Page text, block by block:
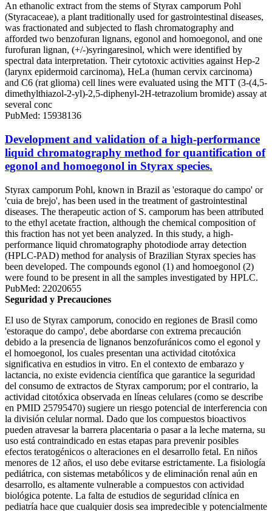
An ethanolic extract from the stems of Styrax camporum Pohl
(Styracaceae), a plant traditionally used for gastrointestinal diseases,
was fractionated and subjected to flash chromatography and
afforded two benzofuran lignans, egonol and homoegonol, and one
furofuran lignan, (+/-)syringaresinol, which were identified by
spectral data interpretation. Their cytotoxic activities against Hep-2
(larynx epidermoid carcinoma), HeLa (human cervix carcinoma)
and C6 (rat glioma) cell lines were evaluated using the MTT (3-(4,5-
dimethylthiazol-2-yl)-2,5-diphenyl-2H-tetrazolium bromide) assay at
several conc
PubMed: 15938136
Development and validation of a high-performance
liquid chromatography method for quantification of
egonol and homoegonol in Styrax species.
Styrax camporum Pohl, known in Brazil as 'estoraque do campo' or
'cuia de brejo', has been used in the treatment of gastrointestinal
diseases. The therapeutic action of S. camporum has been attributed
to the ethyl acetate fraction, although the chemical composition of
this fraction has not yet been analyzed. In this study, a high-
performance liquid chromatography photodiode array detection
(HPLC-PAD) method for analysis of Brazilian Styrax species has
been developed. The compounds egonol (1) and homoegonol (2)
were found to be present in all the samples investigated by HPLC.
PubMed: 22020655
Seguridad y Precauciones
El uso de Styrax camporum, conocido en regiones de Brasil como
'estoraque do campo', debe abordarse con extrema precaución
debido a la presencia de lignanos benzofuránicos como el egonol y
el homoegonol, los cuales presentan una actividad citotóxica
significativa en estudios in vitro. En el contexto de embarazo y
lactancia, no existe evidencia científica que garantice la seguridad
del consumo de extractos de Styrax camporum; por el contrario, la
actividad citotóxica observada en líneas celulares (como se describe
en PMID 25795470) sugiere un riesgo potencial de interferencia con
la división celular normal. Dado que los compuestos bioactivos
pueden atravesar la barrera placentaria o pasar a la leche materna, su
uso está contraindicado en estas etapas para prevenir posibles
efectos teratogénicos o alteraciones en el desarrollo fetal. En niños
menores de 12 años, el uso debe evitarse estrictamente. La fisiología
pediátrica, con sistemas metabólicos y de eliminación renal aún en
desarrollo, es altamente vulnerable a compuestos con actividad
biológica potente. La falta de estudios de seguridad clínica en
pediatría hace que cualquier dosis sea impredecible y potencialmente